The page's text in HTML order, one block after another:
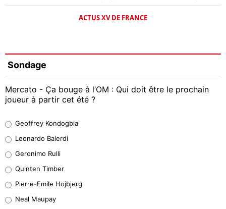
ACTUS XV DE FRANCE
Sondage
Mercato - Ça bouge à l’OM : Qui doit être le prochain
joueur à partir cet été ?
38%
32%
5%
Geoffrey Kondogbia
Leonardo Balerdi
Geronimo Rulli
Quinten Timber
Pierre-Emile Hojbjerg
Neal Maupay